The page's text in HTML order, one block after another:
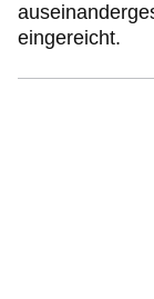
eingereicht.